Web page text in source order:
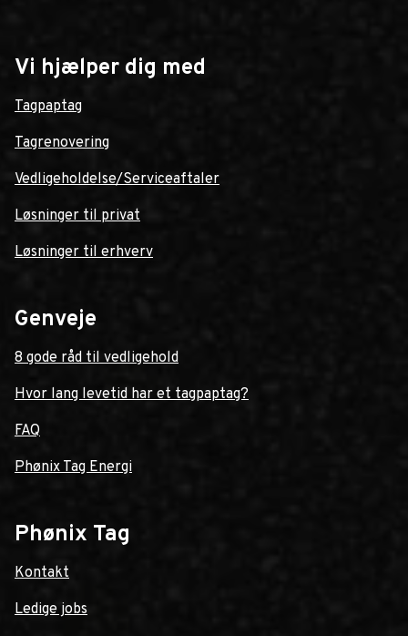
Vi hjælper dig med
Tagpaptag
Tagrenovering
Vedligeholdelse/Serviceaftaler
Løsninger til privat
Løsninger til erhverv
Genveje
8 gode råd til vedligehold
Hvor lang levetid har et tagpaptag?
FAQ
Phønix Tag Energi
Phønix Tag
Kontakt
Ledige jobs